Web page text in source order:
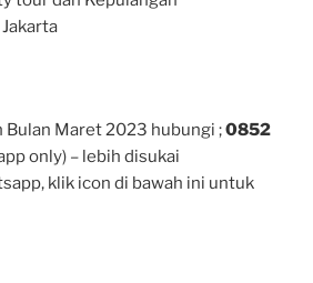
Bulan Maret 2023 hubungi ;0852
only) – lebih disukai
klik icon di bawah ini untuk